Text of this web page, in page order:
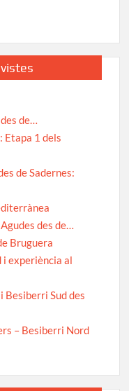
des de…
Etapa 1 dels
de Sadernes:
des de…
Bruguera
experiència al
Besiberri Sud des
– Besiberri Nord